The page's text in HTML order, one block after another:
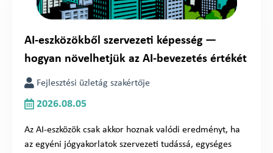
AI-eszközökből szervezeti képesség —
hogyan növelhetjük az AI-bevezetés értékét
Fejlesztési üzletág szakértője
2026.08.05
Az AI-eszközök csak akkor hoznak valódi eredményt, ha
az egyéni jógyakorlatok szervezeti tudássá, egységes